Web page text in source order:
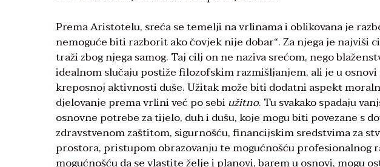
Prema Aristotelu, sreća se temelji na vrlinama i oblikovana je
nemoguće biti razborit ako čovjek nije dobar“. Za njega je
traži zbog njega samog. Taj cilj on ne naziva srećom, nego
idealnom slučaju postiže filozofskim razmišljanjem, ali je u
kreposnoj aktivnosti duše. Užitak može biti dodatni aspekt
djelovanje prema vrlini već po sebiužitno. Tu svakako spadaju
osnovne potrebe za tijelo, duh i dušu, koje mogu biti povezane s
zdravstvenom zaštitom, sigurnošću, financijskim sredstvima za
prostora, pristupom obrazovanju te mogućnošću profesionalnog
mogućnošću da se vlastite želje i planovi, barem u osnovi, mogu